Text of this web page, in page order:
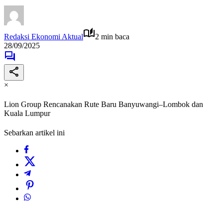
Redaksi Ekonomi Aktual
2 min baca
28/09/2025
×
Lion Group Rencanakan Rute Baru Banyuwangi–Lombok dan
Kuala Lumpur
Sebarkan artikel ini